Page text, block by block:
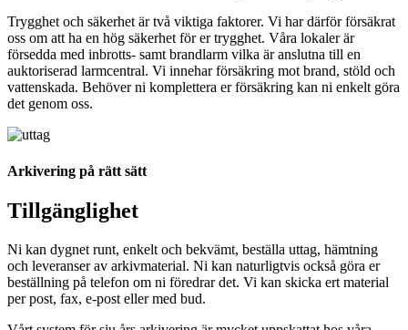
Trygghet och säkerhet är två viktiga faktorer. Vi har därför försäkrat
oss om att ha en hög säkerhet för er trygghet. Våra lokaler är
försedda med inbrotts- samt brandlarm vilka är anslutna till en
auktoriserad larmcentral. Vi innehar försäkring mot brand, stöld och
vattenskada. Behöver ni komplettera er försäkring kan ni enkelt göra
det genom oss.
Arkivering på rätt sätt
Tillgänglighet
Ni kan dygnet runt, enkelt och bekvämt, beställa uttag, hämtning
och leveranser av arkivmaterial. Ni kan naturligtvis också göra er
beställning på telefon om ni föredrar det. Vi kan skicka ert material
per post, fax, e-post eller med bud.